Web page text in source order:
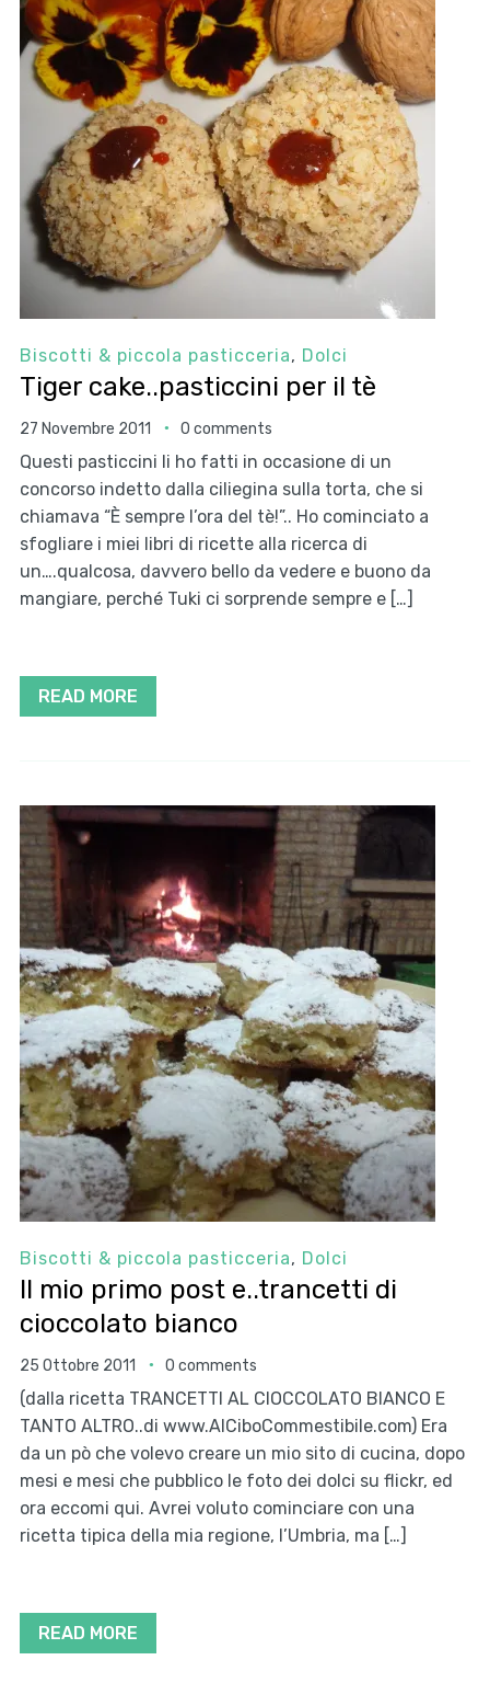
Biscotti & piccola pasticceria, Dolci
Tiger cake..pasticcini per il tè
27 Novembre 2011 0 comments
Questi pasticcini li ho fatti in occasione di un
concorso indetto dalla ciliegina sulla torta, che si
chiamava “È sempre l’ora del tè!”.. Ho cominciato a
sfogliare i miei libri di ricette alla ricerca di
un….qualcosa, davvero bello da vedere e buono da
mangiare, perché Tuki ci sorprende sempre e […]
READ MORE
Biscotti & piccola pasticceria, Dolci
Il mio primo post e..trancetti di
cioccolato bianco
25 Ottobre 2011 0 comments
(dalla ricetta TRANCETTI AL CIOCCOLATO BIANCO E
TANTO ALTRO..di www.AlCiboCommestibile.com) Era
da un pò che volevo creare un mio sito di cucina, dopo
mesi e mesi che pubblico le foto dei dolci su flickr, ed
ora eccomi qui. Avrei voluto cominciare con una
ricetta tipica della mia regione, l’Umbria, ma […]
READ MORE